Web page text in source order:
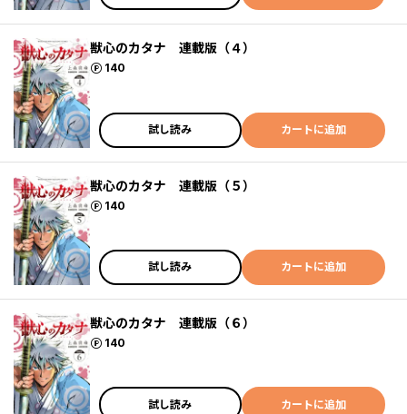
獣心のカタナ 連載版（４）
140
ポイント
試し読み カートに追加
獣心のカタナ 連載版（５）
140
ポイント
試し読み カートに追加
獣心のカタナ 連載版（６）
140
ポイント
試し読み カートに追加